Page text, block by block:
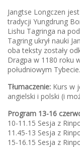
Jangtse Longczen
tradycji Yungdrung
Lishu Tagringa na
Tagring ukrył nauki
oba teksty zostały
Dragpa w 1180 roku
południowym Tybecie.
Tłumaczenie: Kurs w
angielski i polski (i
Program 13-16
10-11.15 Sesja z
11.45-13 Sesja z
15-16.15 Sesja z